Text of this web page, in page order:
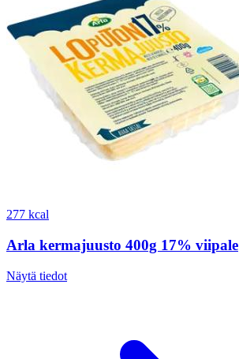
277 kcal
Arla kermajuusto 400g 17% viipale
Näytä tiedot